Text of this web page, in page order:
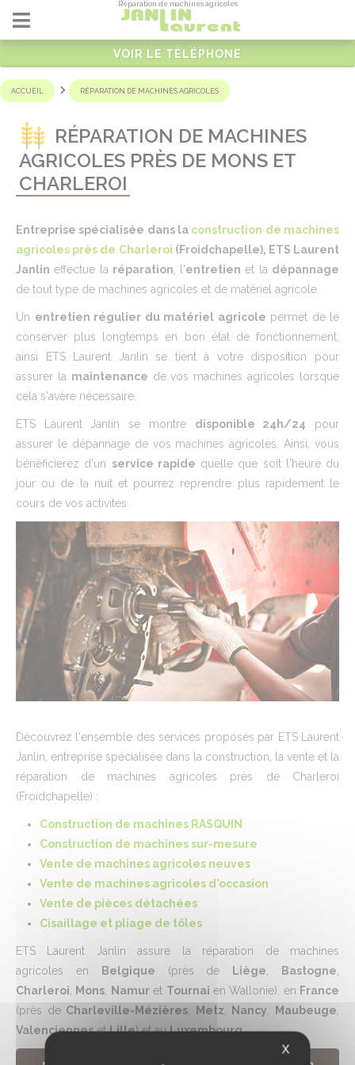
Réparation de machines agricoles
VOIR LE TÉLÉPHONE
ACCUEIL RÉPARATION DE MACHINES AGRICOLES
RÉPARATION DE MACHINES
AGRICOLES PRÈS DE MONS ET
CHARLEROI
Entreprise spécialisée dans la construction de machines
agricoles près de Charleroi (Froidchapelle), ETS Laurent
Janlin effectue la réparation , l'entretien et la dépannage
de tout type de machines agricoles et de matériel agricole.
Un entretien régulier du matériel agricole permet de le
conserver plus longtemps en bon état de fonctionnement,
ainsi ETS Laurent Janlin se tient à votre disposition pour
assurer la maintenance de vos machines agricoles lorsque
cela s'avère nécessaire.
ETS Laurent Janlin se montre disponible 24h/24 pour
assurer le dépannage de vos machines agricoles. Ainsi, vous
bénéficierez d'un service rapide quelle que soit l'heure du
jour ou de la nuit et pourrez reprendre plus rapidement le
cours de vos activités.
Découvrez l'ensemble des services proposés par ETS Laurent
Janlin, entreprise spécialisée dans la construction, la vente et la
réparation de machines agricoles près de Charleroi
(Froidchapelle) :
Construction de machines RASQUIN
Construction de machines sur-mesure
Vente de machines agricoles neuves
Vente de machines agricoles d'occasion
Vente de pièces détachées
Cisaillage et pliage de tôles
ETS Laurent Janlin assure la réparation de machines
agricoles en Belgique (près de Liège Bastogne
Charleroi
Mons Namuret Tournai en Wallonie), en France
(près de Charleville-Mézières Metz Nancy Maubeuge
ValenciennesetLille) et auLuxembourg.
Panneau de gestion des cookies
X